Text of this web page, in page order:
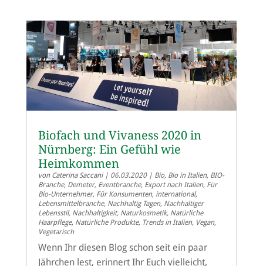
Biofach und Vivaness 2020 in
Nürnberg: Ein Gefühl wie
Heimkommen
von Caterina Saccani| 06.03.2020| Bio, Bio in Italien, BIO-
Branche, Demeter, Eventbranche, Export nach Italien, Für
Bio-Unternehmer, Für Konsumenten, international,
Lebensmittelbranche, Nachhaltig Tagen, Nachhaltiger
Lebensstil, Nachhaltigkeit, Naturkosmetik, Natürliche
Haarpflege, Natürliche Produkte, Trends in Italien, Vegan,
Vegetarisch
Wenn Ihr diesen Blog schon seit ein paar
Jährchen lest, erinnert Ihr Euch vielleicht,